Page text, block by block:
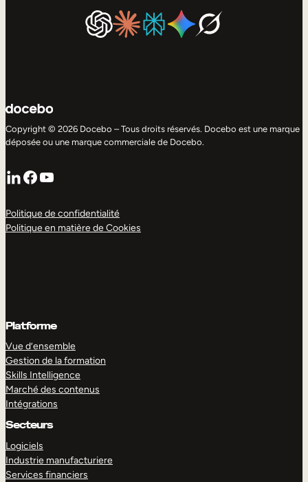
Copyright © 2026 Docebo – Tous droits réservés. Docebo est une marque
déposée ou une marque commerciale de Docebo.
LinkedIn
Facebook
YouTube
Politique de confidentialité
Politique en matière de Cookies
Platforme
Vue d’ensemble
Gestion de la formation
Skills Intelligence
Marché des contenus
Intégrations
Secteurs
Logiciels
Industrie manufacturiere
Services financiers